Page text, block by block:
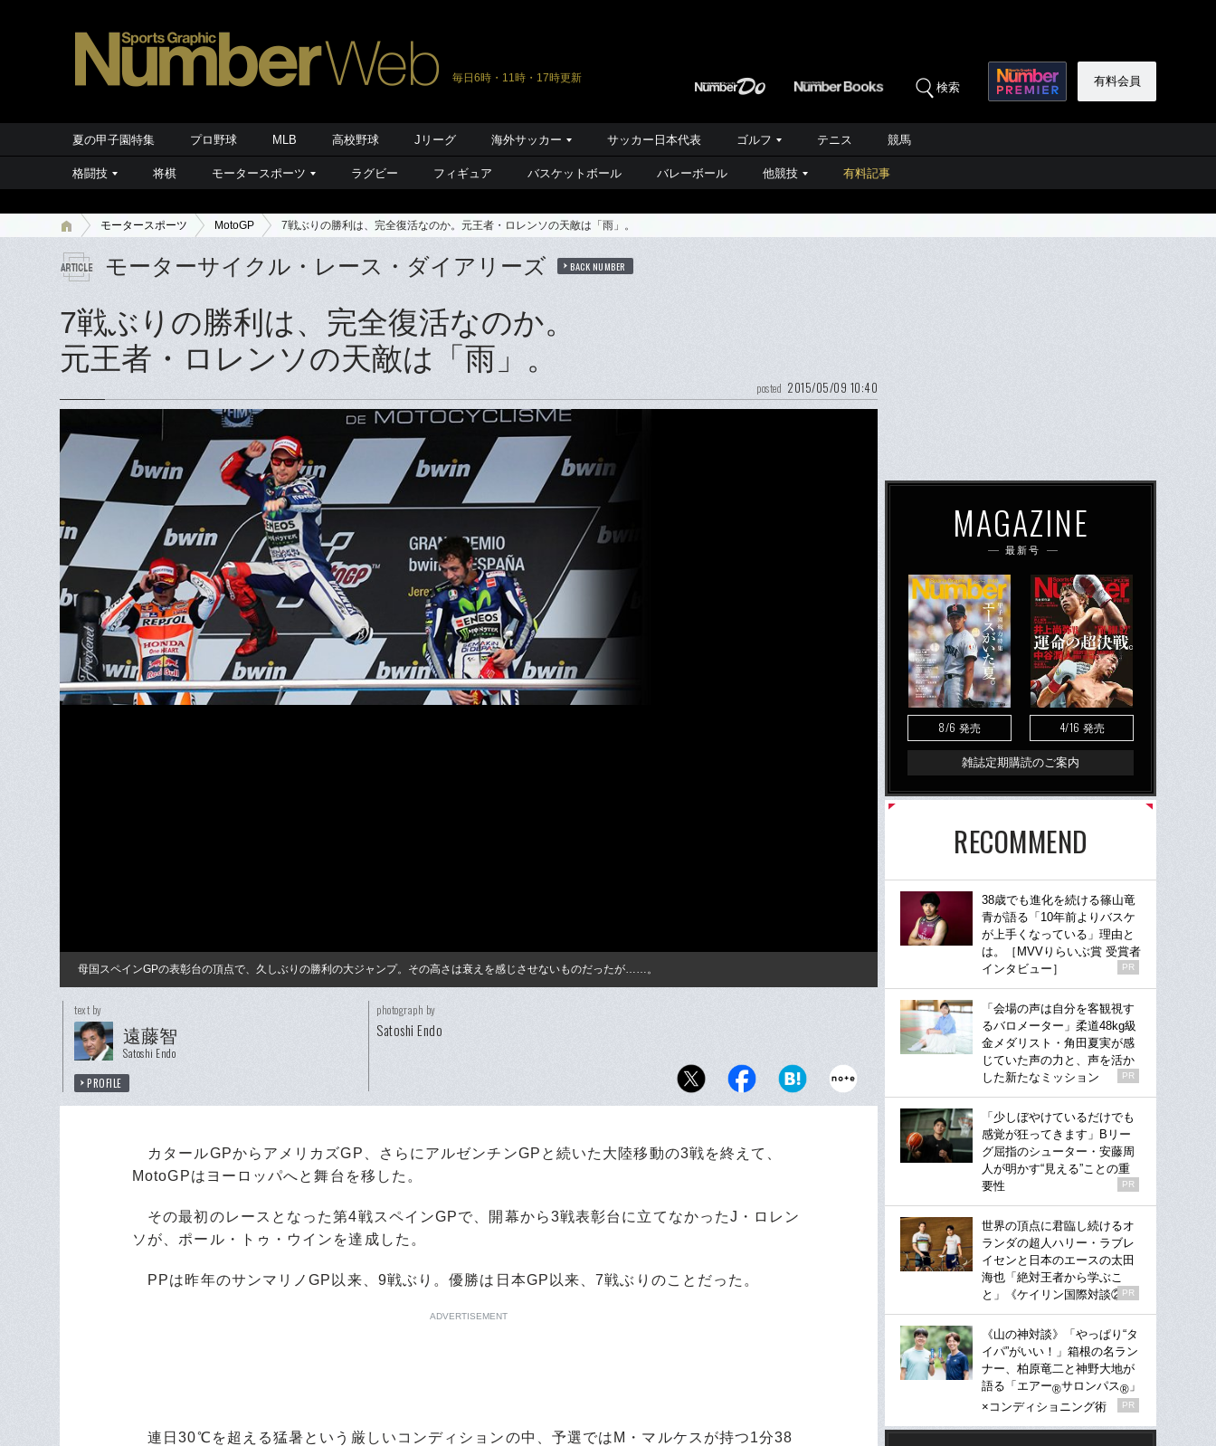
毎日6時・11時・17時更新
検索 有料会員
夏の甲子園特集 プロ野球 MLB 高校野球 Jリーグ 海外サッカー サッカー日本代表 ゴルフ テニス 競馬
格闘技 将棋 モータースポーツ ラグビー フィギュア バスケットボール バレーボール 他競技 有料記事
モータースポーツ MotoGP 7戦ぶりの勝利は、完全復活なのか。元王者・ロレンソの天敵は「雨」。
モーターサイクル・レース・ダイアリーズ BACK NUMBER
7戦ぶりの勝利は、完全復活なのか。
元王者・ロレンソの天敵は「雨」。
posted 2015/05/09 10:40
母国スペインGPの表彰台の頂点で、久しぶりの勝利の大ジャンプ。その高さは衰えを感じさせないものだったが……。
text by
遠藤智
Satoshi Endo
PROFILE
photograph by
Satoshi Endo
カタールGPからアメリカズGP、さらにアルゼンチンGPと続いた大陸移動の3戦を終えて、
MotoGPはヨーロッパへと舞台を移した。
その最初のレースとなった第4戦スペインGPで、開幕から3戦表彰台に立てなかったJ・ロレン
ソが、ポール・トゥ・ウインを達成した。
PPは昨年のサンマリノGP以来、9戦ぶり。優勝は日本GP以来、7戦ぶりのことだった。
ADVERTISEMENT
連日30℃を超える猛暑という厳しいコンディションの中、予選ではM・マルケスが持つ1分38
MAGAZINE
最新号
8/6 発売 4/16 発売
雑誌定期購読のご案内
RECOMMEND
38歳でも進化を続ける篠山竜
青が語る「10年前よりバスケ
が上手くなっている」理由と
は。［MVVりらいぶ賞 受賞者
インタビュー］
PR
「会場の声は自分を客観視す
るバロメーター」柔道48kg級
金メダリスト・角田夏実が感
じていた声の力と、声を活か
した新たなミッション
PR
「少しぼやけているだけでも
感覚が狂ってきます」Bリー
グ屈指のシューター・安藤周
人が明かす“見える”ことの重
要性
PR
世界の頂点に君臨し続けるオ
ランダの超人ハリー・ラブレ
イセンと日本のエースの太田
海也「絶対王者から学ぶこ
と」《ケイリン国際対談②》
PR
《山の神対談》「やっぱり“タ
イパ”がいい！」箱根の名ラン
ナー、柏原竜二と神野大地が
語る「エアー®サロンパス® 」
×コンディショニング術
PR